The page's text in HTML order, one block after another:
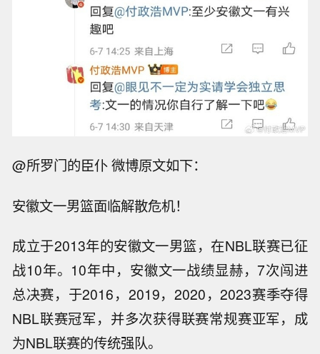
@所罗门的臣仆 微博原文如下：
安徽文一男篮面临解散危机！
成立于2013年的安徽文一男篮，在NBL联赛已征
战10年。10年中，安徽文一战绩显赫，7次闯进
总决赛，于2016，2019，2020，2023赛季夺得
NBL联赛冠军，并多次获得联赛常规赛亚军，成
为NBL联赛的传统强队。